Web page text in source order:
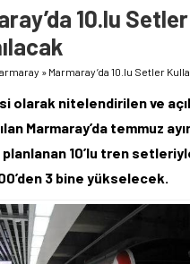
Milyar Dolarlık Mor Hat’ta Tel
31 Milyon Dolarlık Proje Trafik
10.lu Setler
» Marmaray’da 10.lu Setler
olarak nitelendirilen ve
Marmaray’da temmuz
planlanan 10’lu tren
3 bine yükselecek.